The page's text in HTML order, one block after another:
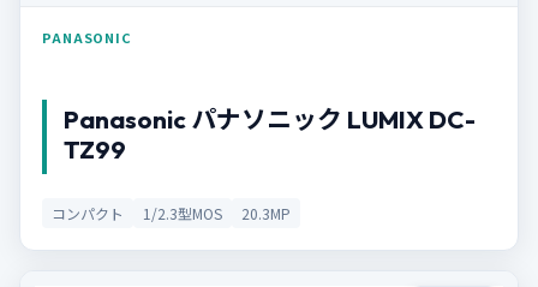
PANASONIC
Panasonic パナソニック LUMIX DC-
TZ99
コンパクト 1/2.3型MOS 20.3MP